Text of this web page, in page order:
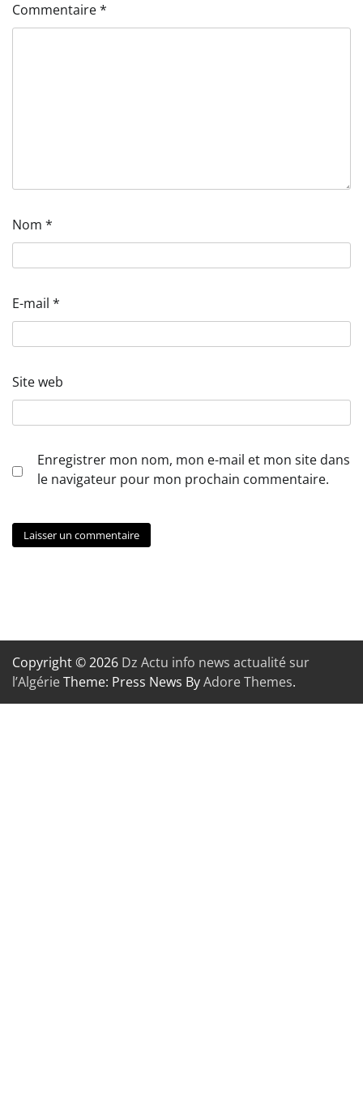
Commentaire*
Nom *
E-mail *
Site web
Enregistrer mon nom, mon e-mail et mon site dans
le navigateur pour mon prochain commentaire.
Copyright © 2026 Dz Actu info news actualité sur
l’AlgérieTheme: Press News ByAdore Themes.